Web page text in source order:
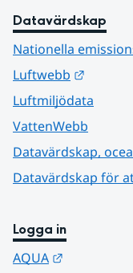
Datavärdskap
Nationella
Luftwebb
Luftmiljödata
VattenWebb
Datavärdskap,
Datavärdskap för
Logga in
AQUA